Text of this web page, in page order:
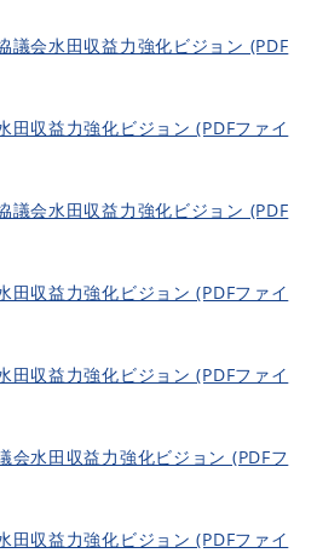
議会水田収益力強化ビジョン (PDF
田収益力強化ビジョン (PDFファイ
議会水田収益力強化ビジョン (PDF
田収益力強化ビジョン (PDFファイ
田収益力強化ビジョン (PDFファイ
会水田収益力強化ビジョン (PDFフ
田収益力強化ビジョン (PDFファイ